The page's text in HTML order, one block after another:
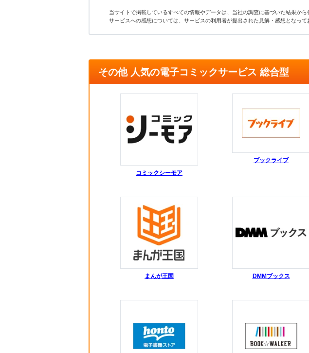
当サイトで掲載しているすべての情報やデータは、当社の調査に基づいた結果から
サービスへの感想については、サービスの利用者が提出された見解・感想となっ
その他 人気の電子コミックサービス 総合型
コミックシーモア
ブックライブ
まんが王国 DMMブックス